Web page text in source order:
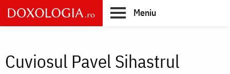
Skip
to
main
Meniu
Cuviosul Pavel Sihastrul